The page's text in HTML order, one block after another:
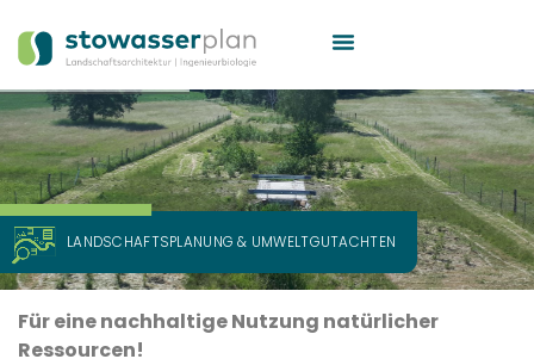
LANDSCHAFTSPLANUNG & UMWELTGUTACHTEN
Für eine nachhaltige Nutzung natürlicher
Ressourcen!